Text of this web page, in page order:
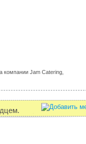
Jam Catering,